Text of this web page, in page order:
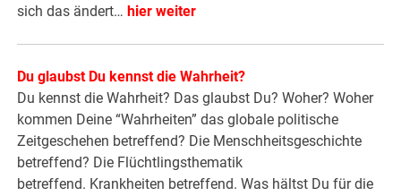
sich das ändert… hier weiter
Du glaubst Du kennst die Wahrheit?
Du kennst die Wahrheit? Das glaubst Du? Woher? Woher
kommen Deine “Wahrheiten” das globale politische
Zeitgeschehen betreffend? Die Menschheitsgeschichte
betreffend? Die Flüchtlingsthematik
betreffend. Krankheiten betreffend. Was hältst Du für die